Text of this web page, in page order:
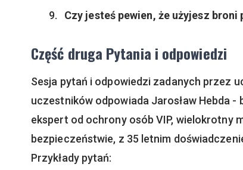
Czy jesteś pewien, że użyjesz
Część druga Pytania i odpowiedzi
Sesja pytań i odpowiedzi zadanych przez
uczestników odpowiada Jarosław Hebda -
ekspert od ochrony osób VIP, wielokrotny
bezpieczeństwie, z 35 letnim
Przykłady pytań: